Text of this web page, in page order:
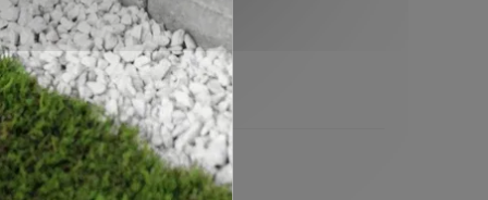
standardowego